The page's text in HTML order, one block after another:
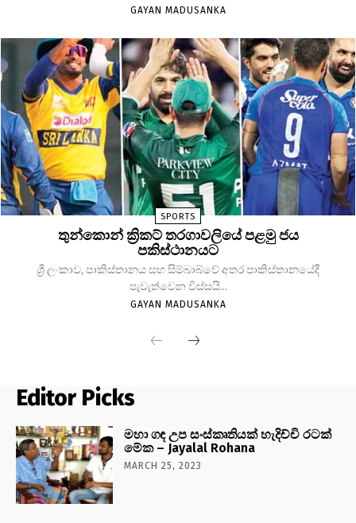
GAYAN MADUSANKA
SPORTS
තුන්කොන් ක්‍රිකට් තරගාවලියේ පළමු ජය
පකිස්ථානයට
ශ්‍රී ලංකාව, පාකිස්තානය සහ සිම්බාබ්වේ අතර පාකිස්තානයේදී
පැවැත්වෙන විස්සයි...
GAYAN MADUSANKA
Editor Picks
මහා ගඳ උප සංස්කෘතියක් හැදිච්චි රටක්
මේක – Jayalal Rohana
MARCH 25, 2023